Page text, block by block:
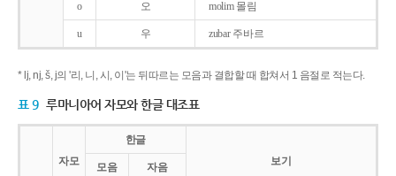
o 오 molim 몰림
u 우 zubar 주바르
* lj, nj, š, j의 '리, 니, 시, 이'는 뒤따르는 모음과 결합할 때 합쳐서 1 음절로 적는다.
표 9 루마니아어 자모와 한글 대조표
자모
한글
보기
모음
자음